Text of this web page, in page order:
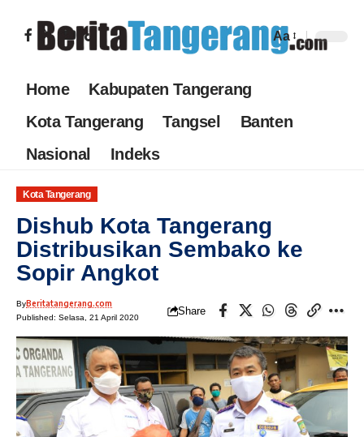
Aa
Home
Kabupaten Tangerang
Kota Tangerang
Tangsel
Banten
Nasional
Indeks
Kota Tangerang
Dishub Kota Tangerang
Distribusikan Sembako ke
Sopir Angkot
ByBeritatangerang.com
Published: Selasa, 21 April 2020
Share